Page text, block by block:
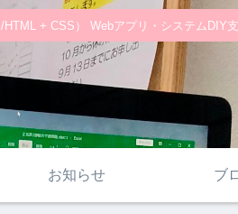
+ CSS） Webアプリ・システムDIY
お知らせ ブ